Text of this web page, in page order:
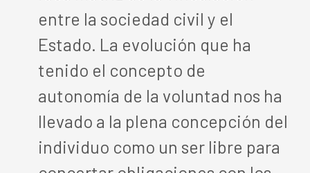
entre la sociedad civil y el
Estado. La evolución que ha
tenido el concepto de
autonomía de la voluntad nos ha
llevado a la plena concepción del
individuo como un ser libre para